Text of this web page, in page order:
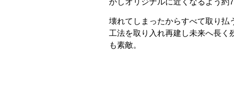
かしオリジナルに近くなるよう約
壊れてしまったからすべて取り払
工法を取り入れ再建し未来へ長く
も素敵。